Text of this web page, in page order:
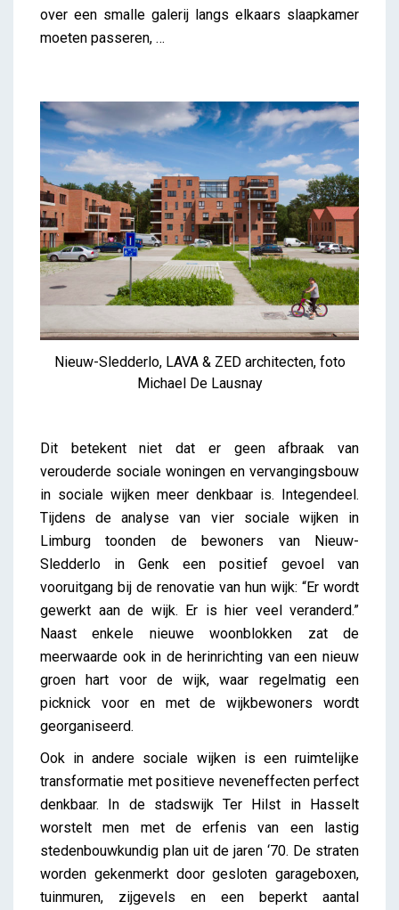
over een smalle galerij langs elkaars slaapkamer
moeten passeren, …
Nieuw-Sledderlo, LAVA & ZED architecten, foto
Michael De Lausnay
Dit betekent niet dat er geen afbraak van
verouderde sociale woningen en vervangingsbouw
in sociale wijken meer denkbaar is. Integendeel.
Tijdens de analyse van vier sociale wijken in
Limburg toonden de bewoners van Nieuw-
Sledderlo in Genk een positief gevoel van
vooruitgang bij de renovatie van hun wijk: “Er wordt
gewerkt aan de wijk. Er is hier veel veranderd.”
Naast enkele nieuwe woonblokken zat de
meerwaarde ook in de herinrichting van een nieuw
groen hart voor de wijk, waar regelmatig een
picknick voor en met de wijkbewoners wordt
georganiseerd.
Ook in andere sociale wijken is een ruimtelijke
transformatie met positieve neveneffecten perfect
denkbaar. In de stadswijk Ter Hilst in Hasselt
worstelt men met de erfenis van een lastig
stedenbouwkundig plan uit de jaren ‘70. De straten
worden gekenmerkt door gesloten garageboxen,
tuinmuren, zijgevels en een beperkt aantal